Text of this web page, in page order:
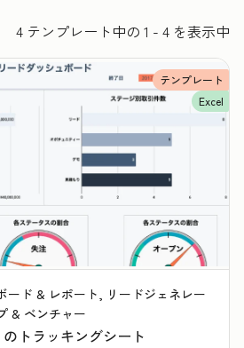
4 テンプレート中の 1 - 4 を表示中
テンプレート
Excel
ード & レポート, リードジェネレー
& ベンチャー
トラッキングシート